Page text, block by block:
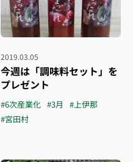
2019.03.05
今週は「調味料セット」を
プレゼント
#6次産業化 #3月
#上伊那
#宮田村